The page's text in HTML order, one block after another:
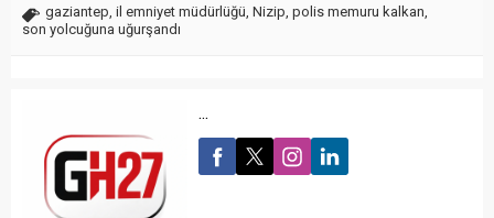
gaziantep, il emniyet müdürlüğü, Nizip, polis memuru kalkan,
son yolcuğuna uğurşandı
...